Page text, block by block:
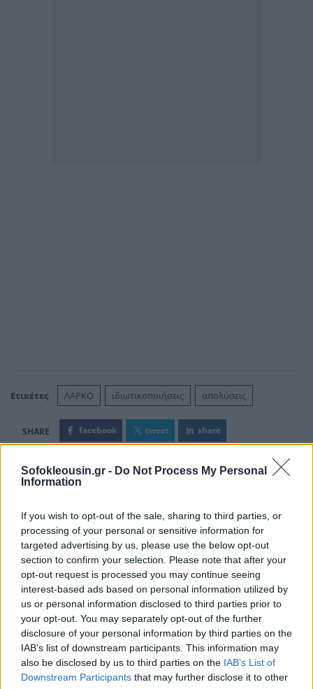
Sofokleousin.gr - Do Not Process My Personal
Information
If you wish to opt-out of the sale, sharing to third parties, or
processing of your personal or sensitive information for
targeted advertising by us, please use the below opt-out
section to confirm your selection. Please note that after your
opt-out request is processed you may continue seeing
interest-based ads based on personal information utilized by
us or personal information disclosed to third parties prior to
your opt-out. You may separately opt-out of the further
disclosure of your personal information by third parties on the
IAB’s list of downstream participants. This information may
also be disclosed by us to third parties on the IAB’s List of
Downstream Participants that may further disclose it to other
Ετικέτες ΛΑΡΚΟ ιδιωτικοποιήσεις απολύσεις
facebook tweet share
και μάθετε πρώτοι όλες τις ειδήσεις
ΣΧΕΤΙΚΆ ΆΡΘΡΑ
ΕΠΙΧΕΙΡΉΣΕΙΣ
Ευρωκαμπάνα στην Ελλάδα για
τις ενισχύσεις στη ΛΑΡΚΟ
12:02, 20 Ιανουαρίου 2022